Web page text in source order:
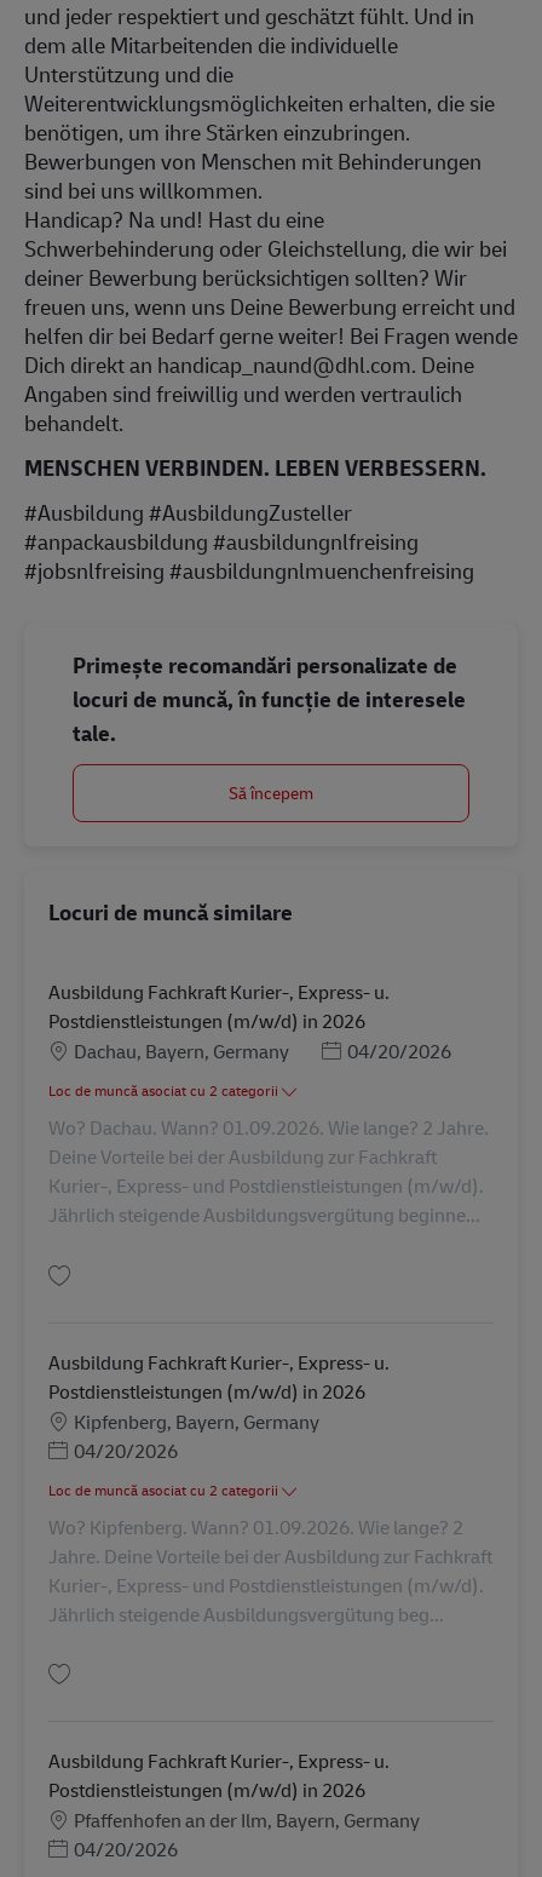
und jeder respektiert und geschätzt fühlt. Und in
dem alle Mitarbeitenden die individuelle
Unterstützung und die
Weiterentwicklungsmöglichkeiten erhalten, die sie
benötigen, um ihre Stärken einzubringen.
Bewerbungen von Menschen mit Behinderungen
sind bei uns willkommen.
Handicap? Na und! Hast du eine
Schwerbehinderung oder Gleichstellung, die wir bei
deiner Bewerbung berücksichtigen sollten? Wir
freuen uns, wenn uns Deine Bewerbung erreicht und
helfen dir bei Bedarf gerne weiter! Bei Fragen wende
Dich direkt an handicap_naund@dhl.com. Deine
Angaben sind freiwillig und werden vertraulich
behandelt.
MENSCHEN VERBINDEN. LEBEN VERBESSERN.
#Ausbildung #AusbildungZusteller
#anpackausbildung #ausbildungnlfreising
#jobsnlfreising #ausbildungnlmuenchenfreising
Primește recomandări personalizate de
locuri de muncă, în funcție de interesele
tale.
Să începem
Locuri de muncă similare
Ausbildung Fachkraft Kurier-, Express- u.
Postdienstleistungen (m/w/d) in 2026
Locație
Dachau, Bayern, Germany Posted Date
04/20/2026
Loc de muncă asociat cu 2 categorii
Wo? Dachau. Wann? 01.09.2026. Wie lange? 2 Jahre.
Deine Vorteile bei der Ausbildung zur Fachkraft
Kurier-, Express- und Postdienstleistungen (m/w/d).
Jährlich steigende Ausbildungsvergütung beginne...
Ausbildung Fachkraft Kurier-, Express- u.
Postdienstleistungen (m/w/d) in 2026
Locație
Kipfenberg, Bayern, Germany
Posted Date
04/20/2026
Loc de muncă asociat cu 2 categorii
Wo? Kipfenberg. Wann? 01.09.2026. Wie lange? 2
Jahre. Deine Vorteile bei der Ausbildung zur Fachkraft
Kurier-, Express- und Postdienstleistungen (m/w/d).
Jährlich steigende Ausbildungsvergütung beg...
Ausbildung Fachkraft Kurier-, Express- u.
Postdienstleistungen (m/w/d) in 2026
Locație
Pfaffenhofen an der Ilm, Bayern, Germany
Posted Date
04/20/2026